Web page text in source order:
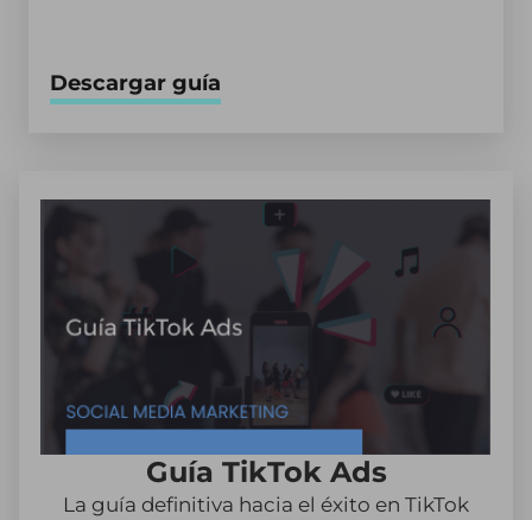
Descargar guía
Guía TikTok Ads
La guía definitiva hacia el éxito en TikTok